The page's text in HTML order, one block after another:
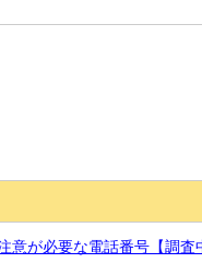
意が必要な電話番号【調査